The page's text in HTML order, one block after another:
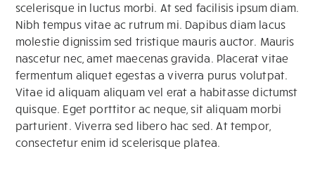
scelerisque in luctus morbi. At sed facilisis ipsum diam.
Nibh tempus vitae ac rutrum mi. Dapibus diam lacus
molestie dignissim sed tristique mauris auctor. Mauris
nascetur nec, amet maecenas gravida. Placerat vitae
fermentum aliquet egestas a viverra purus volutpat.
Vitae id aliquam aliquam vel erat a habitasse dictumst
quisque. Eget porttitor ac neque, sit aliquam morbi
parturient. Viverra sed libero hac sed. At tempor,
consectetur enim id scelerisque platea.